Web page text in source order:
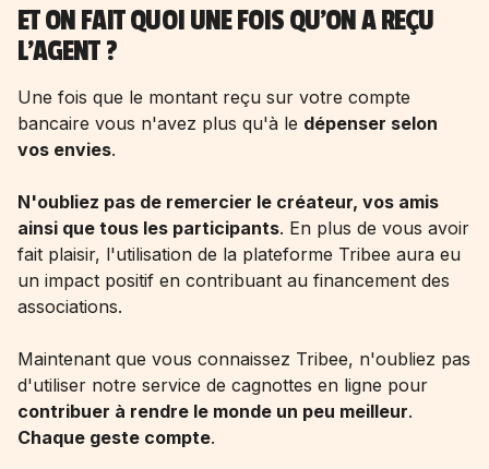
ET ON FAIT QUOI UNE FOIS QU'ON A REÇU
L'AGENT ?
Une fois que le montant reçu sur votre compte
bancaire vous n'avez plus qu'à le dépenser selon
vos envies.
N'oubliez pas de remercier le créateur, vos amis
ainsi que tous les participants. En plus de vous avoir
fait plaisir, l'utilisation de la plateforme Tribee aura eu
un impact positif en contribuant au financement des
associations.
Maintenant que vous connaissez Tribee, n'oubliez pas
d'utiliser notre service de cagnottes en ligne pour
contribuer à rendre le monde un peu meilleur.
Chaque geste compte.